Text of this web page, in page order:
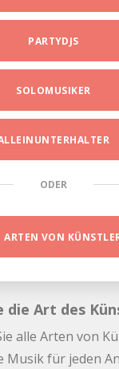
PARTYDJS
SOLOMUSIKER
ODER
ARTEN VON
die Art des
alle Arten von
Musik für jeden